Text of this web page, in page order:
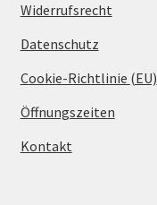
Widerrufsrecht
Datenschutz
Cookie-Richtlinie (EU)
Öffnungszeiten
Kontakt